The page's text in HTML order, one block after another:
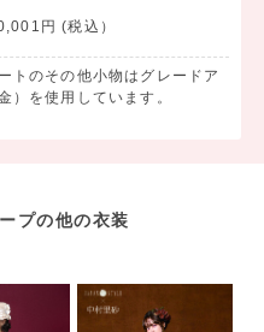
円 (税込）
トのその他小物はグレードア
）を使用しています。
プの他の衣装